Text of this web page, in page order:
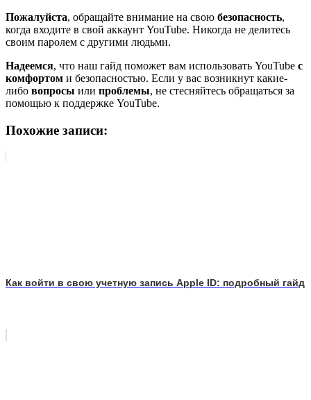
Пожалуйста, обращайте внимание на свою безопасность,
когда входите в свой аккаунт YouTube. Никогда не делитесь
своим паролем с другими людьми.
Надеемся, что наш гайд поможет вам использовать YouTube с
комфортом и безопасностью. Если у вас возникнут какие-
либо вопросы или проблемы, не стесняйтесь обращаться за
помощью к поддержке YouTube.
Похожие записи:
Как войти в свою учетную запись Apple ID: подробный гайд